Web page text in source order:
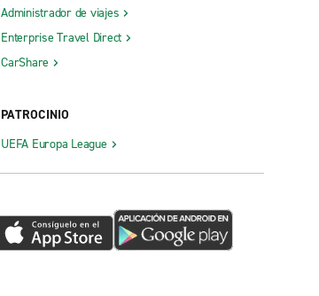
Administrador de viajes
Enterprise Travel Direct
CarShare
PATROCINIO
UEFA Europa League